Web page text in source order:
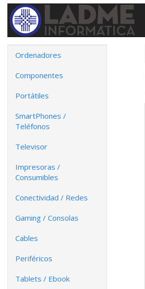
Ordenadores
Componentes
Portátiles
SmartPhones /
Teléfonos
Televisor
Impresoras /
Consumibles
Conectividad / Redes
Gaming / Consolas
Cables
Periféricos
Tablets / Ebook